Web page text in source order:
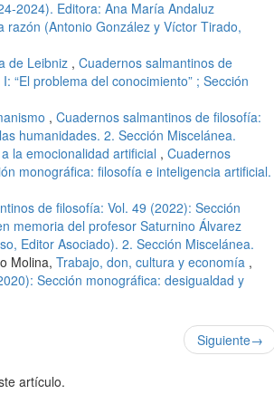
2024). Editora: Ana María Andaluz
razón (Antonio González y Víctor Tirado,
de Leibniz , Cuadernos salmantinos de
“El problema del conocimiento” ; Sección
, Cuadernos salmantinos de filosofía:
humanidades. 2. Sección Miscelánea.
la emocionalidad artificial , Cuadernos
monográfica: filosofía e inteligencia artificial.
de filosofía: Vol. 49 (2022): Sección
memoria del profesor Saturnino Álvarez
Editor Asociado). 2. Sección Miscelánea.
Molina, Trabajo, don, cultura y economía ,
Sección monográfica: desigualdad y
Siguiente→
artículo.